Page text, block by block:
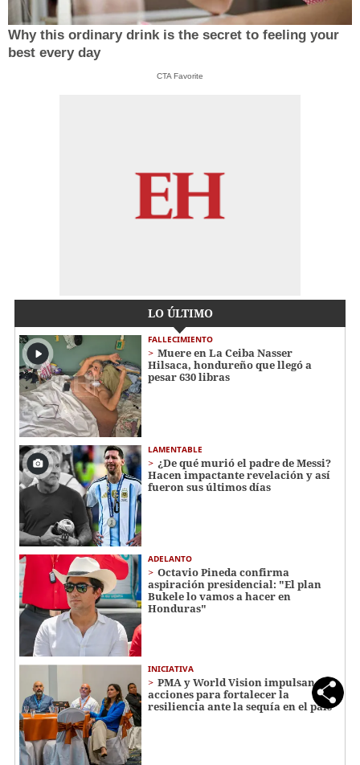
Why this ordinary drink is the secret to feeling your
best every day
CTA Favorite
LO ÚLTIMO
FALLECIMIENTO
Muere en La Ceiba Nasser
Hilsaca, hondureño que llegó a
pesar 630 libras
LAMENTABLE
¿De qué murió el padre de Messi?
Hacen impactante revelación y así
fueron sus últimos días
ADELANTO
Octavio Pineda confirma
aspiración presidencial: "El plan
Bukele lo vamos a hacer en
Honduras"
INICIATIVA
PMA y World Vision impulsan
acciones para fortalecer la
resiliencia ante la sequía en el país